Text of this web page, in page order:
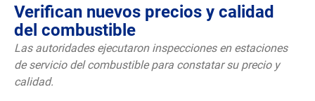
Verifican nuevos precios y calidad
del combustible
Las autoridades ejecutaron inspecciones en estaciones
de servicio del combustible para constatar su precio y
calidad.